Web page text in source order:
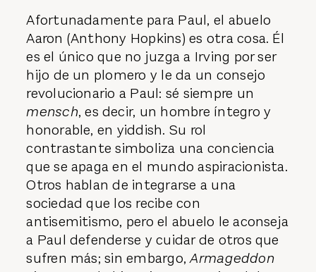
Afortunadamente para Paul, el abuelo
Aaron (Anthony Hopkins) es otra cosa. Él
es el único que no juzga a Irving por ser
hijo de un plomero y le da un consejo
revolucionario a Paul: sé siempre un
mensch, es decir, un hombre íntegro y
honorable, en yiddish. Su rol
contrastante simboliza una conciencia
que se apaga en el mundo aspiracionista.
Otros hablan de integrarse a una
sociedad que los recibe con
antisemitismo, pero el abuelo le aconseja
a Paul defenderse y cuidar de otros que
sufren más; sin embargo,Armageddon